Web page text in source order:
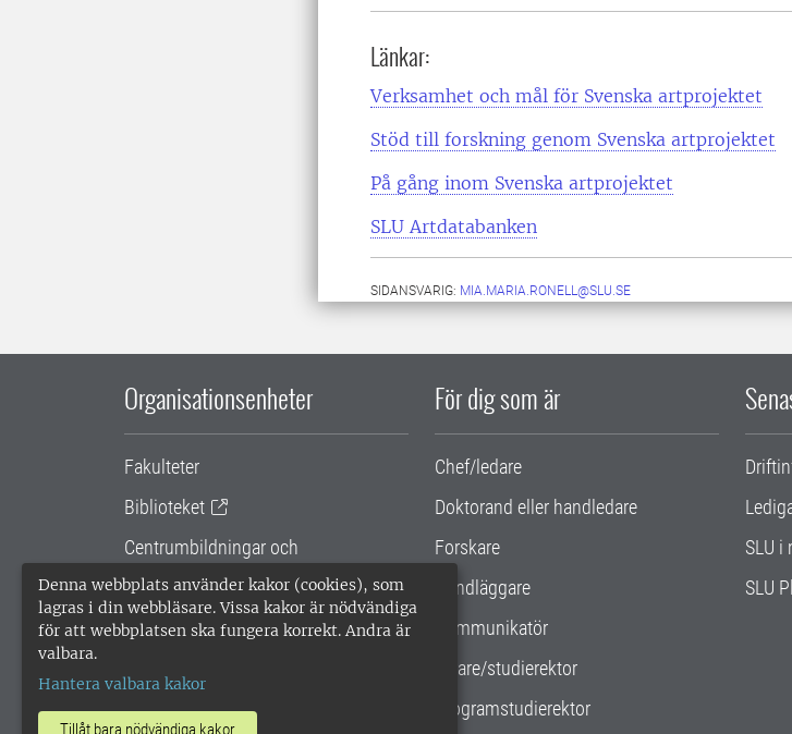
Denna webbplats använder kakor (cookies), som
lagras i din webbläsare. Vissa kakor är nödvändiga
för att webbplatsen ska fungera korrekt. Andra är
valbara.
Hantera valbara kakor
Tillåt bara nödvändiga kakor
Länkar:
Verksamhet och mål för Svenska artprojektet
Stöd till forskning genom Svenska artprojektet
På gång inom Svenska artprojektet
SLU Artdatabanken
SIDANSVARIG: MIA.MARIA.RONELL@SLU.SE
Organisationsenheter
Fakulteter
Biblioteket
Centrumbildningar och
samarbetsprojekt
Gemensamma verksamhetsstödet
För dig som är
Chef/ledare
Doktorand eller handledare
Forskare
Handläggare
Kommunikatör
Lärare/studierektor
Programstudierektor
SLU i
SLU